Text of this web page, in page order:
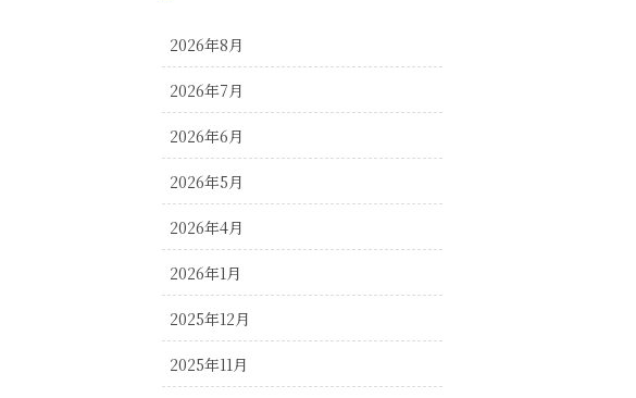
2026年8月
2026年7月
2026年6月
2026年5月
2026年4月
2026年1月
2025年12月
2025年11月